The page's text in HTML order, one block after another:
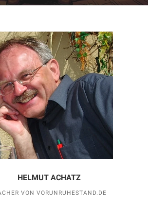
HELMUT ACHATZ
VON VORUNRUHESTAND.DE